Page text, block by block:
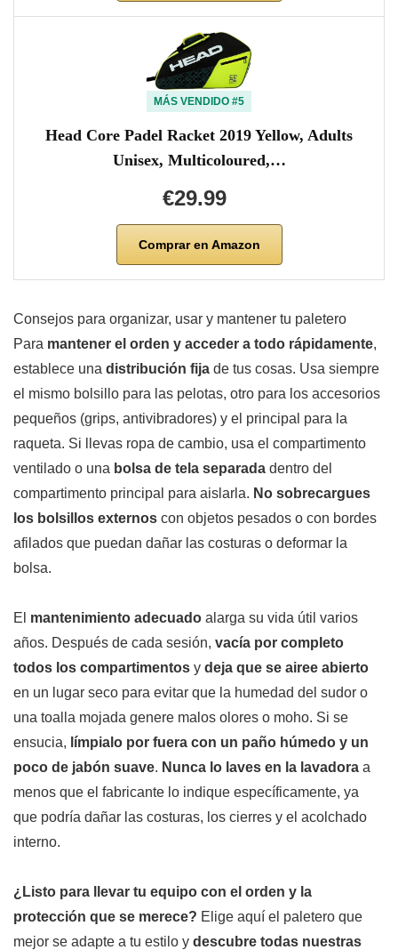
MÁS VENDIDO #5
Head Core Padel Racket 2019 Yellow, Adults
Unisex, Multicoloured,…
€29.99
Comprar en Amazon
Consejos para organizar, usar y mantener tu paletero
Para mantener el orden y acceder a todo rápidamente,
establece una distribución fija de tus cosas. Usa siempre
el mismo bolsillo para las pelotas, otro para los accesorios
pequeños (grips, antivibradores) y el principal para la
raqueta. Si llevas ropa de cambio, usa el compartimento
ventilado o una bolsa de tela separada dentro del
compartimento principal para aislarla. No sobrecargues
los bolsillos externos con objetos pesados o con bordes
afilados que puedan dañar las costuras o deformar la
bolsa.
El mantenimiento adecuado alarga su vida útil varios
años. Después de cada sesión, vacía por completo
todos los compartimentos y deja que se airee abierto
en un lugar seco para evitar que la humedad del sudor o
una toalla mojada genere malos olores o moho. Si se
ensucia, límpialo por fuera con un paño húmedo y un
poco de jabón suave. Nunca lo laves en la lavadora a
menos que el fabricante lo indique específicamente, ya
que podría dañar las costuras, los cierres y el acolchado
interno.
¿Listo para llevar tu equipo con el orden y la
protección que se merece? Elige aquí el paletero que
mejor se adapte a tu estilo y descubre todas nuestras